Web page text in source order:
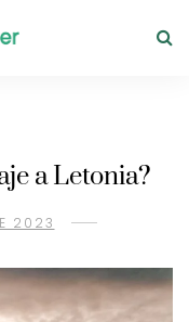
a Letonia?
2023